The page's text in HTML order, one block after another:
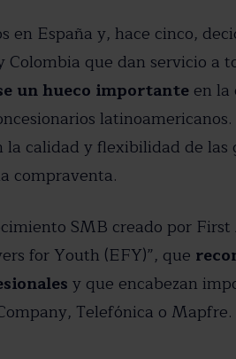
en España y, hace cinco,
que dan servicio a
un hueco importante en la
la calidad y flexibilidad de las
compraventa.
SMB creado por
for Youth (EFY)”, que
y que encabezan
Telefónica o Mapfre.